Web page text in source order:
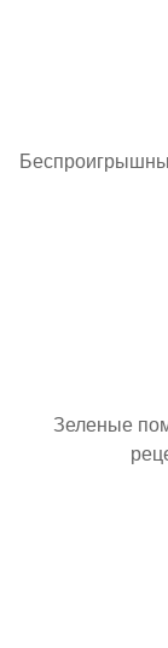
Зеленые